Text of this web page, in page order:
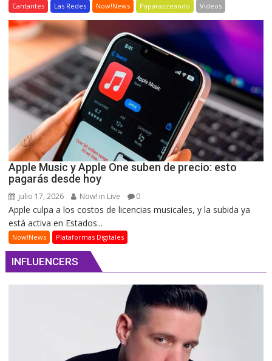
Cantantes Las Redes Now!News Paparazzeando Videos
Apple Music y Apple One suben de precio: esto
pagarás desde hoy
julio 17, 2026 Now! in Live 0
Apple culpa a los costos de licencias musicales, y la subida ya
está activa en Estados...
Now!News Plataformas Digitales
INFLUENCERS